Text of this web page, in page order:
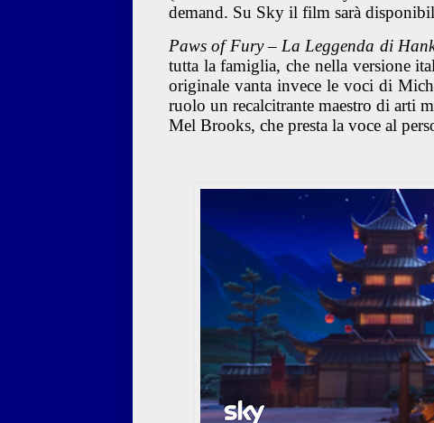
demand. Su Sky il film sarà
Paws of Fury – La Leggenda di
tutta la famiglia, che nella versione
originale vanta invece le voci di
ruolo un recalcitrante maestro di arti
Mel Brooks, che presta la voce al